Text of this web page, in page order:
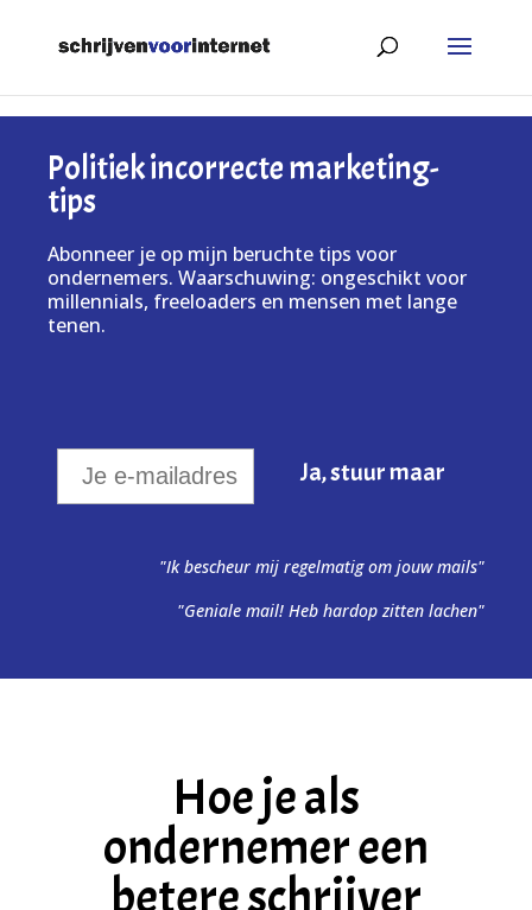
Politiek incorrecte marketing-
tips
Abonneer je op mijn beruchte tips voor
ondernemers. Waarschuwing: ongeschikt voor
millennials, freeloaders en mensen met lange
tenen.
"Ik bescheur mij regelmatig om jouw mails"
"Geniale mail! Heb hardop zitten lachen"
Hoe je als
ondernemer een